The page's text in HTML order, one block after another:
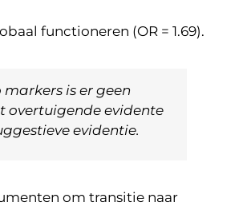
functioneren (OR = 1.69).
markers is er geen
overtuigende evidente
evidentie.
om transitie naar